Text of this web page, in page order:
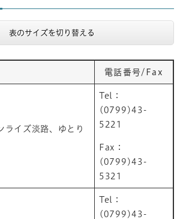
表のサイズを切り替える
電話番号/Fax
ライズ淡路、ゆとり
Tel：
(0799)43-
5221
Fax：
(0799)43-
5321
Tel：
(0799)43-